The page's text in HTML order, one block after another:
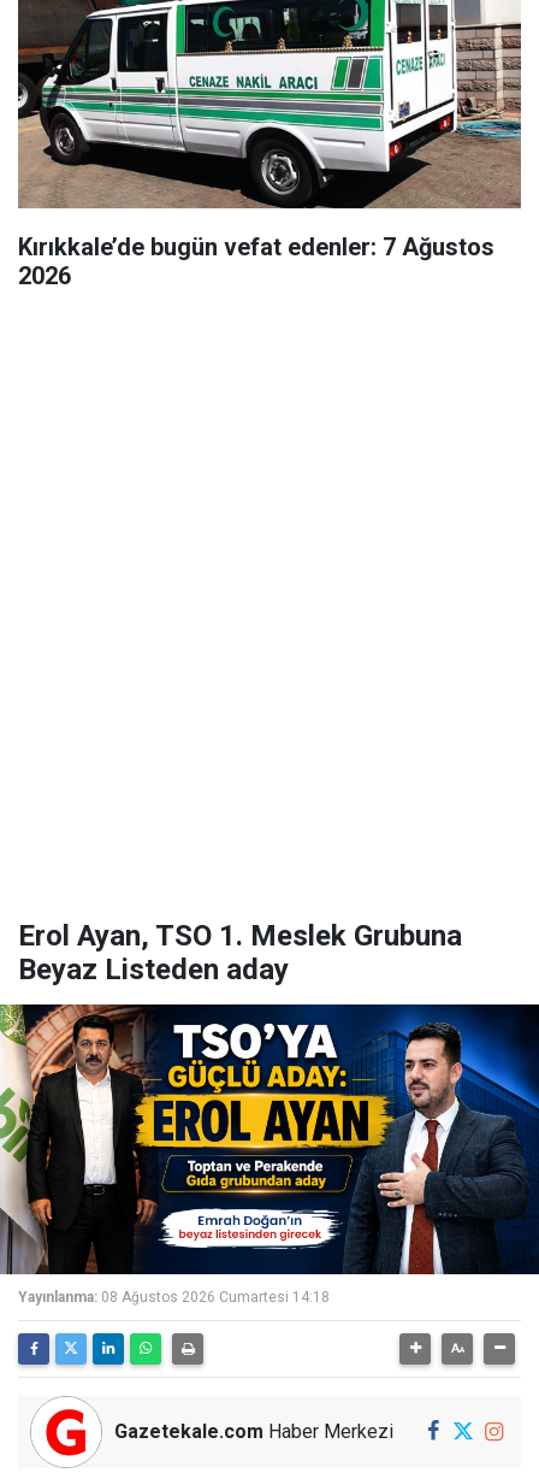
Kırıkkale’de bugün vefat edenler: 7 Ağustos
2026
Erol Ayan, TSO 1. Meslek Grubuna
Beyaz Listeden aday
Yayınlanma: 08 Ağustos 2026 Cumartesi 14:18
Gazetekale.com Haber Merkezi